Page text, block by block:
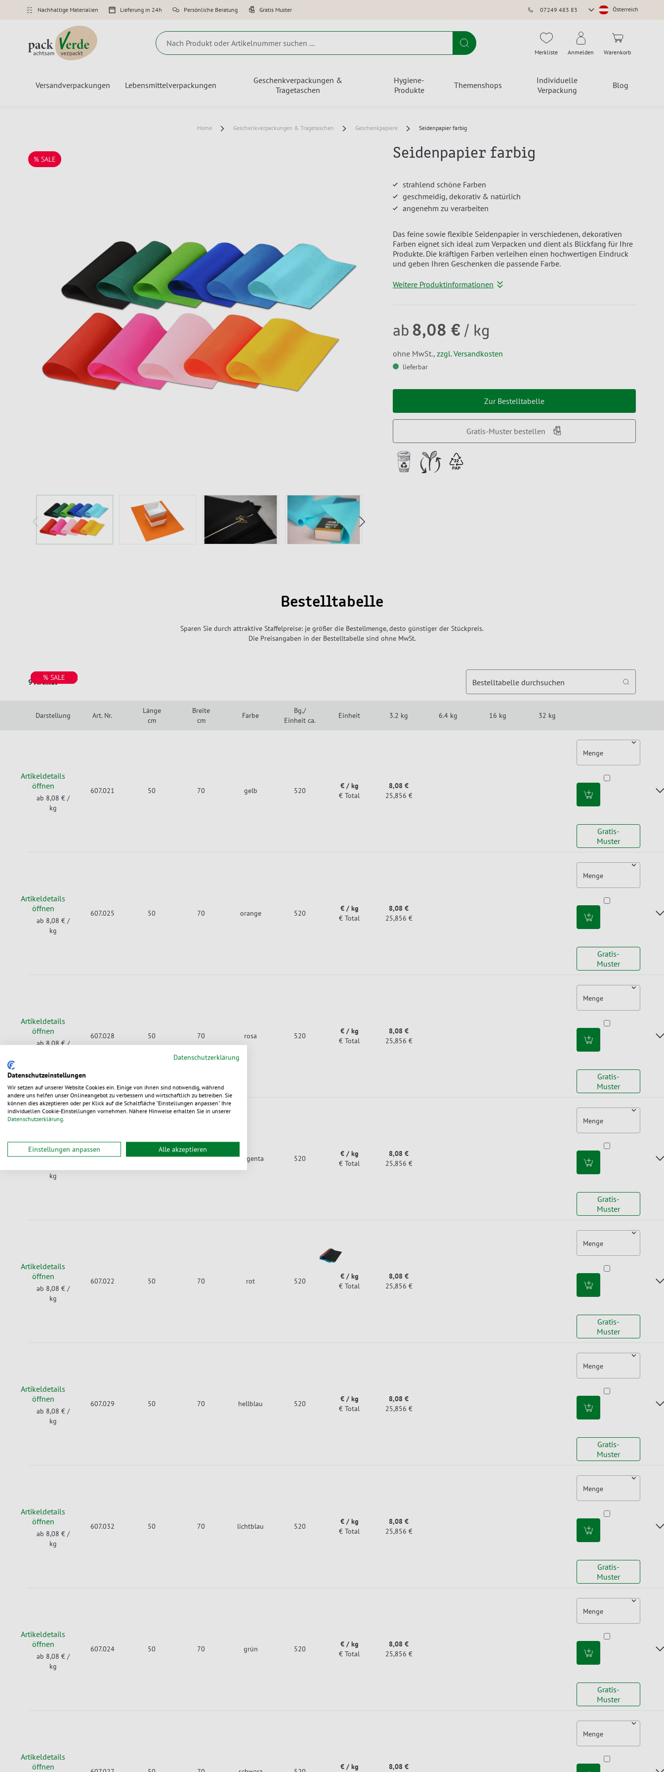
Nachhaltige Materialien Lieferung in 24h Persönliche Beratung Gratis Muster 07249 483 83
Store
Österreich
Suche Merkliste Anmelden Warenkorb
Versandverpackungen Lebensmittelverpackungen
Geschenkverpackungen &
Tragetaschen
Hygiene-
Produkte
Themenshops
Individuelle
Verpackung
Blog
Home Geschenkverpackungen & Tragetaschen Geschenkpapiere Seidenpapier farbig
% SALE Seidenpapier farbig
strahlend schöne Farben
geschmeidig, dekorativ & natürlich
angenehm zu verarbeiten
Das feine sowie flexible Seidenpapier in verschiedenen, dekorativen
Farben eignet sich ideal zum Verpacken und dient als Blickfang für Ihre
Produkte. Die kräftigen Farben verleihen einen hochwertigen Eindruck
und geben Ihren Geschenken die passende Farbe.
Weitere Produktinformationen
ab 8,08 € / kg
ohne MwSt., zzgl. Versandkosten
lieferbar
Zur Bestelltabelle
Gratis-Muster bestellen
Bestelltabelle
Sparen Sie durch attraktive Staffelpreise: je größer die Bestellmenge, desto günstiger der Stückpreis.
Die Preisangaben in der Bestelltabelle sind ohne MwSt.
9 Artikel Bestelltabelle durchsuchen
Darstellung Art. Nr.
Länge
cm
Breite
cm
Farbe
Bg./
Einheit ca.
Einheit 3.2 kg 6.4 kg 16 kg 32 kg
% SALE
Artikeldetails
öffnen
ab 8,08 € /
kg
607.021 50 70 gelb 520
€ / kg
€ Total
8,08 €
25,856 €
Menge
Gratis-
Muster
% SALE
Artikeldetails
öffnen
ab 8,08 € /
kg
607.025 50 70 orange 520
€ / kg
€ Total
8,08 €
25,856 €
Menge
Gratis-
Muster
% SALE
Artikeldetails
öffnen
ab 8,08 €/
607.028 50 70 rosa 520
€ / kg
€ Total
8,08 €
25,856 €
Menge
Gratis-
Muster
% SALE
Artikeldetails
öffnen
kg
607.030 50 70 magenta 520
€ / kg
€ Total
8,08 €
25,856 €
Menge
Gratis-
Muster
% SALE
Artikeldetails
öffnen
ab 8,08 € /
kg
607.022 50 70 rot 520
€ / kg
€ Total
8,08 €
25,856 €
Menge
Gratis-
Muster
% SALE
Artikeldetails
öffnen
ab 8,08 € /
kg
607.029 50 70 hellblau 520
€ / kg
€ Total
8,08 €
25,856 €
Menge
Gratis-
Muster
% SALE
Artikeldetails
öffnen
ab 8,08 € /
kg
607.032 50 70 lichtblau 520
€ / kg
€ Total
8,08 €
25,856 €
Menge
Gratis-
Muster
% SALE
Artikeldetails
öffnen
ab 8,08 € /
kg
607.024 50 70 grün 520
€ / kg
€ Total
8,08 €
25,856 €
Menge
Gratis-
Muster
% SALE
Artikeldetails
öffnen
€ / kg 8,08 €
Menge
Datenschutzerklärung
Datenschutzeinstellungen
Wir setzen auf unserer Website Cookies ein. Einige von ihnen sind notwendig, während
andere uns helfen unser Onlineangebot zu verbessern und wirtschaftlich zu betreiben. Sie
können dies akzeptieren oder per Klick auf die Schaltfläche "Einstellungen anpassen" Ihre
individuellen Cookie-Einstellungen vornehmen. Nähere Hinweise erhalten Sie in unserer
Datenschutzerklärung.
Einstellungen anpassen Alle akzeptieren